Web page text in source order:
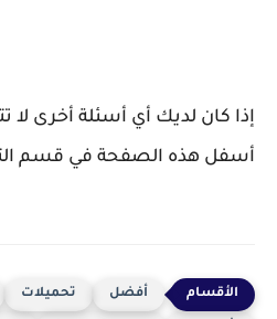
إذا كان لديك أي أسئلة أخرى لا
أسفل هذه الصفحة في قسم
أفضل تحميلات